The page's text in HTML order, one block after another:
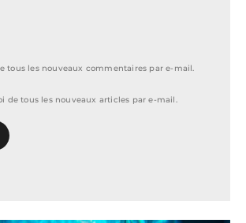
tous les nouveaux commentaires par e-mail.
de tous les nouveaux articles par e-mail.